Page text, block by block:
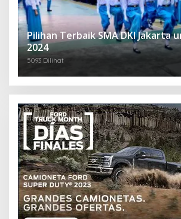
Pilihan Terbaik SMA DKI Jakarta
2024
5093 Dilihat